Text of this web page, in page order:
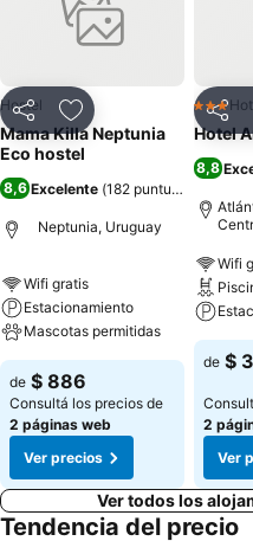
CompartirAñadir a favoritos
Hostel
Mama Killa Neptunia
Eco hostel
8,6 Excelente (182 puntuaciones
Neptunia, Uruguay
Wifi gratis
Estacionamiento
Mascotas permitidas
de $ 886
Consultá los precios de
2 páginas web
Ver precios
3
Hotel
8,8
Wifi
de $
2
Ver
Ver todos los
Tendencia del precio